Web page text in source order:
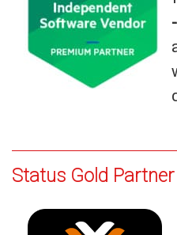
-
Status Gold Partner